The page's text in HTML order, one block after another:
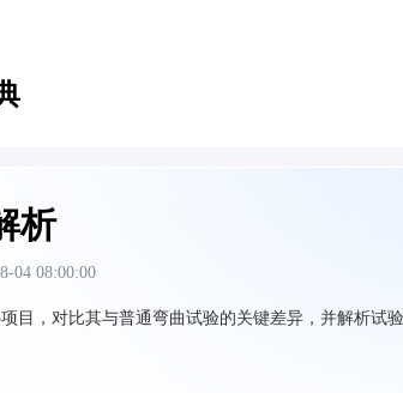
析
04 08:00:00
目，对比其与普通弯曲试验的关键差异，并解析试